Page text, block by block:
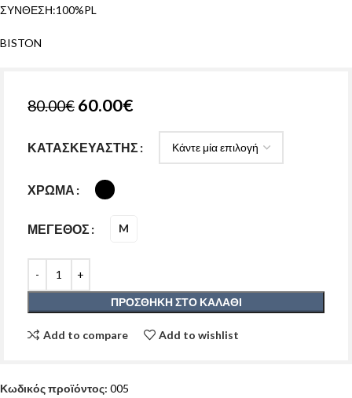
ΣΥΝΘΕΣΗ:100%PL
BISTON
80.00€ 60.00€
ΚΑΤΑΣΚΕΥΑΣΤΗΣ
ΧΡΩΜΑ
ΜΕΓΕΘΟΣ M
ΠΡΟΣΘΉΚΗ ΣΤΟ ΚΑΛΆΘΙ
Add to compare Add to wishlist
Κωδικός προϊόντος: 005